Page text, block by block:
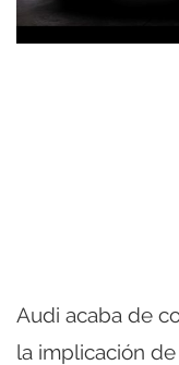
Audi acaba de
la implicación